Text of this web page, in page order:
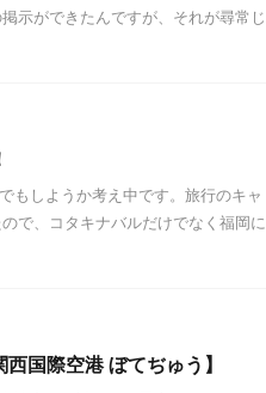
示ができたんですが、それが尋常じ
しようか考え中です。旅行のキャ
で、コタキナバルだけでなく福岡に
国際空港 ぼてぢゅう】